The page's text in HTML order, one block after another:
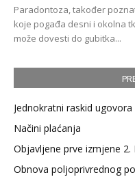
Paradontoza, također
koje pogađa desni i okolna
može dovesti do gubitka...
Jednokratni raskid ugovora
Načini plaćanja
Objavljene prve izmjene
Obnova poljoprivrednog